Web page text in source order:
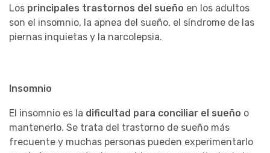
Los principales trastornos del sueño en los adultos
son el insomnio, la apnea del sueño, el síndrome de las
piernas inquietas y la narcolepsia.
Insomnio
El insomnio es la dificultad para conciliar el sueño o
mantenerlo. Se trata del trastorno de sueño más
frecuente y muchas personas pueden experimentarlo